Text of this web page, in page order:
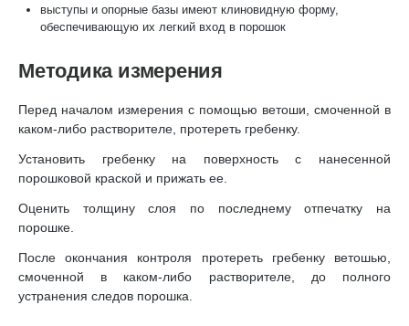
выступы и опорные базы имеют клиновидную форму,
обеспечивающую их легкий вход в порошок
Методика измерения
Перед началом измерения с помощью ветоши, смоченной в
каком-либо растворителе, протереть гребенку.
Установить гребенку на поверхность с нанесенной
порошковой краской и прижать ее.
Оценить толщину слоя по последнему отпечатку на
порошке.
После окончания контроля протереть гребенку ветошью,
смоченной в каком-либо растворителе, до полного
устранения следов порошка.